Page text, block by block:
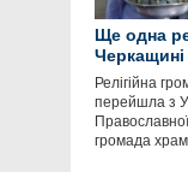
Ще одна
Релігійна
перейшла з
громада